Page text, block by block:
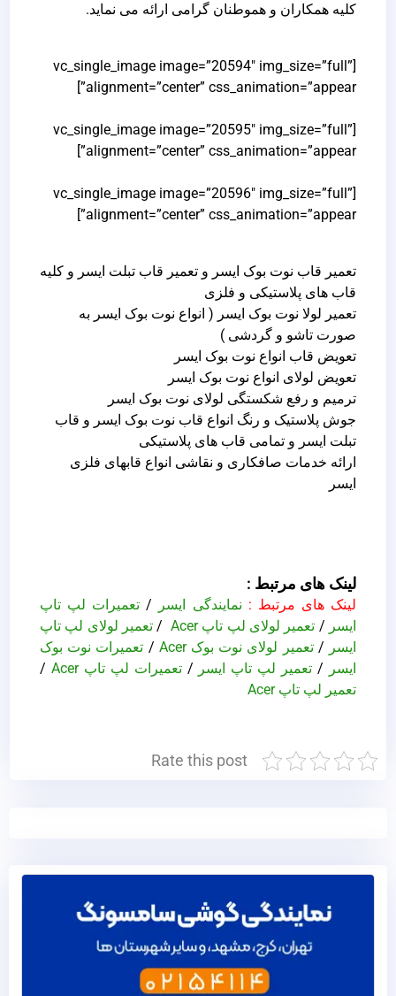
کلیه همکاران و هموطنان گرامی ارائه می نماید.
[vc_single_image image=”20594″ img_size=”full”
alignment=”center” css_animation=”appear”]
[vc_single_image image=”20595″ img_size=”full”
alignment=”center” css_animation=”appear”]
[vc_single_image image=”20596″ img_size=”full”
alignment=”center” css_animation=”appear”]
تعمیر قاب نوت بوک ایسر و تعمیر قاب تبلت ایسر و کلیه
قاب های پلاستیکی و فلزی
تعمیر لولا نوت بوک ایسر ( انواع نوت بوک ایسر به
صورت تاشو و گردشی )
تعویض قاب انواع نوت بوک ایسر
تعویض لولای انواع نوت بوک ایسر
ترمیم و رفع شکستگی لولای نوت بوک ایسر
جوش پلاستیک و رنگ انواع قاب نوت بوک ایسر و قاب
تبلت ایسر و تمامی قاب های پلاستیکی
ارائه خدمات صافکاری و نقاشی انواع قابهای فلزی
ایسر
لینک های مرتبط :
لینک های مرتبط : نمایندگی ایسر / تعمیرات لپ تاپ
ایسر / تعمیر لولای لپ تاپ Acer / تعمیر لولای لپ تاپ
ایسر /تعمیر لولای نوت بوک Acer / تعمیرات نوت بوک
ایسر
/ تعمیر لپ تاپ ایسر /تعمیرات لپ تاپ Acer
/
تعمیر لپ تاپ Acer
Rate this post